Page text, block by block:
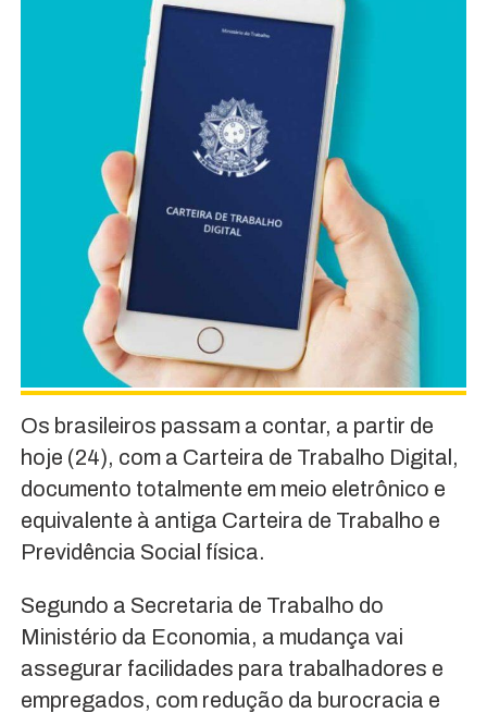
Os brasileiros passam a contar, a partir de
hoje (24), com a Carteira de Trabalho Digital,
documento totalmente em meio eletrônico e
equivalente à antiga Carteira de Trabalho e
Previdência Social física.
Segundo a Secretaria de Trabalho do
Ministério da Economia, a mudança vai
assegurar facilidades para trabalhadores e
empregados, com redução da burocracia e